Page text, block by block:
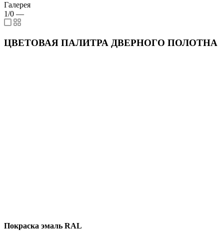
Галерея
1/0 —
ЦВЕТОВАЯ ПАЛИТРА ДВЕРНОГО ПОЛОТНА
Покраска эмаль RAL